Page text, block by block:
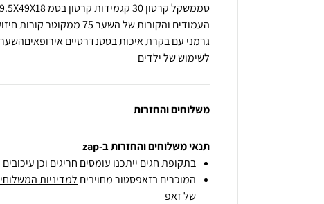
לשימוש של ילדים
משלוחים והחזרות
תנאי משלוחים והחזרות ב-zap
בתקופת חגים ייתכנו עומסים חריגים וכן
המוכרים בזאפסטור מחויבים למדיניות
של זאפ